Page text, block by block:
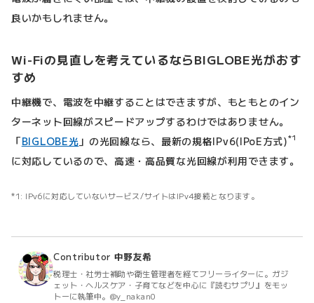
良いかもしれません。
Wi-Fiの見直しを考えているならBIGLOBE光がおす
すめ
中継機で、電波を中継することはできますが、もともとのイン
ターネット回線がスピードアップするわけではありません。
「BIGLOBE光 」の光回線なら、最新の規格IPv6(IPoE方式)*1
に対応しているので、高速・高品質な光回線が利用できます。
IPv6に対応していないサービス/サイトはIPv4接続となります。
Contributor 中野友希
税理士・社労士補助や衛生管理者を経てフリーライターに。ガジ
ェット・ヘルスケア・子育てなどを中心に『読むサプリ』をモッ
トーに執筆中。@y_nakan0